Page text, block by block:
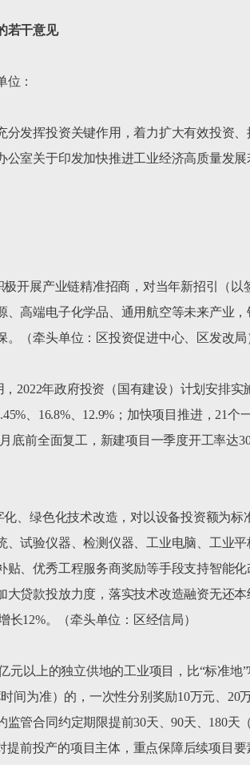
若干意见
：
发挥投资关键作用，着力扩大有效投资
室关于印发加快推进工业经济高质量发
开展产业链精准招商，对当年新招引（
高端电子化学品、通用航空等未来产业
（牵头单位：区投资促进中心、区发改局
2022年政府投资（国有建设）计划安排实
、16.8%、12.9%；加快项目推进，21
底前全面复工，新建项目一季度开工率达
、绿色化技术改造，对以设备投资额为
试验仪器、检测仪器、工业电脑、工业
、优秀工程服务商奖励等手段支持智能
贷款投放力度，落实技术改造融资无还
长12%。（牵头单位：区经信局）
元以上的独立供地的工业项目，比“标准地
间为准）的，一次性分别奖励10万元、20
管合同约定期限提前30天、90天、180天
提前投产的项目主体，重点保障后续项目